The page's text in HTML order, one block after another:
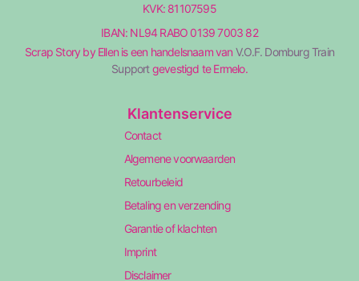
KVK: 81107595
IBAN: NL94 RABO 0139 7003 82
Scrap Story by Ellen is een handelsnaam van V.O.F. Domburg Train
Supportgevestigd te Ermelo.
Klantenservice
Contact
Algemene voorwaarden
Retourbeleid
Betaling en verzending
Garantie of klachten
Imprint
Disclaimer